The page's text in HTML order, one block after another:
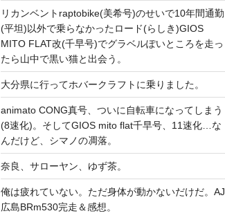
リカンベントraptobike(美希号)のせいで10年間通勤
(平坦)以外で乗らなかったロード(らしき)GIOS
MITO FLAT改(千早号)でグラベルぽいところを走っ
たら山中で黒い猫と出会う。
大分県に行ってホバークラフトに乗りました。
animato CONG真号、ついに自転車になってしまう
(8速化)。そしてGIOS mito flat千早号、11速化…な
んだけど、シマノの凋落。
奈良、サローヤン、ゆず茶。
俺は疲れていない。ただ身体が動かないだけだ。AJ
広島BRm530完走＆感想。